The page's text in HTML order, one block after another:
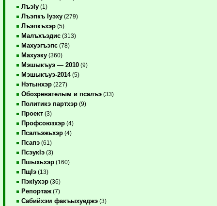
ЛъэIу (1)
Лъэпкъ Iуэху (279)
Лъэпкъхэр (5)
Малъхъэдис (313)
Махуэгъэпс (78)
Махуэку (360)
Мэшыкъуэ — 2010 (9)
Мэшыкъуэ-2014(5)
Нэтынхэр (227)
Обозревателым и псалъэ (33)
Политикэ партхэр (9)
Проект (3)
Профсоюзхэр (4)
Псалъэжьхэр (4)
Псапэ (61)
ПсэукIэ (3)
Пшыхьхэр (160)
ПщIэ (13)
ПэкIухэр (36)
Репортаж (7)
Сабийхэм факъыхуеджэ (3)